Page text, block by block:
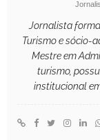
Jornalista
Turismo e sócio-
Mestre em
turismo,
institucional